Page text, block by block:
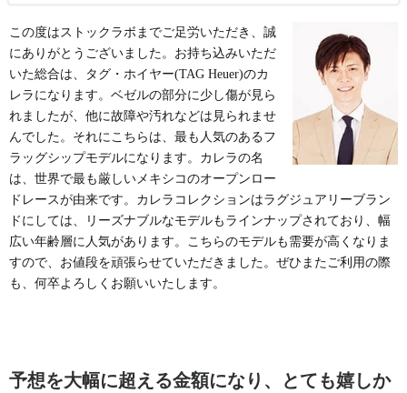
この度はストックラボまでご足労いただき、誠
にありがとうございました。お持ち込みいただ
いた総合は、タグ・ホイヤー(TAG Heuer)のカ
レラになります。ベゼルの部分に少し傷が見ら
れましたが、他に故障や汚れなどは見られませ
んでした。それにこちらは、最も人気のあるフ
ラッグシップモデルになります。カレラの名
は、世界で最も厳しいメキシコのオープンロー
ドレースが由来です。カレラコレクションはラグジュアリーブラン
ドにしては、リーズナブルなモデルもラインナップされており、幅
広い年齢層に人気があります。こちらのモデルも需要が高くなりま
すので、お値段を頑張らせていただきました。ぜひまたご利用の際
も、何卒よろしくお願いいたします。
予想を大幅に超える金額になり、とても嬉しか